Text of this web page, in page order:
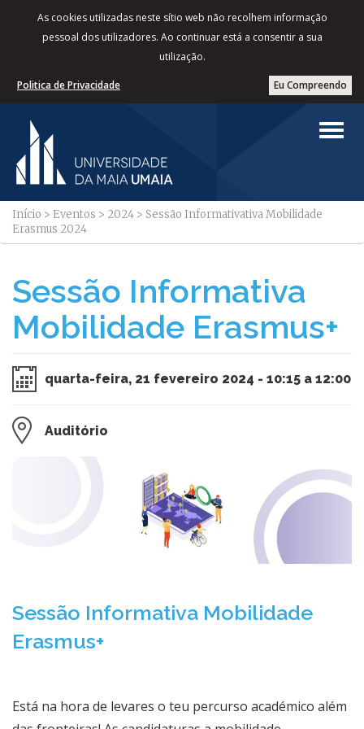
As cookies utilizadas neste sítio web não recolhem informação
pessoal dos utilizadores. Ao continuar está a consentir a sua
utilização.
Eu Compreendo
Politica de Privacidade
Início > Eventos > 2024 > Sessão Informativativa Mobilidade
Erasmus 2024
Sessão Informativa
Mobilidade Erasmus+
quarta-feira, 21 fevereiro 2024 - 10:15 a 12:00
Auditório
​​Sessão Informativa Mobilidade
Erasmus+
Está na hora de levares o teu percurso académico além